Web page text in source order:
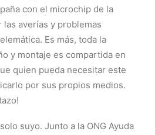
con el microchip de la
averías y problemas
Es más, toda la
y montaje es compartida en
quien pueda necesitar este
por sus propios medios.
suyo. Junto a la ONG Ayuda